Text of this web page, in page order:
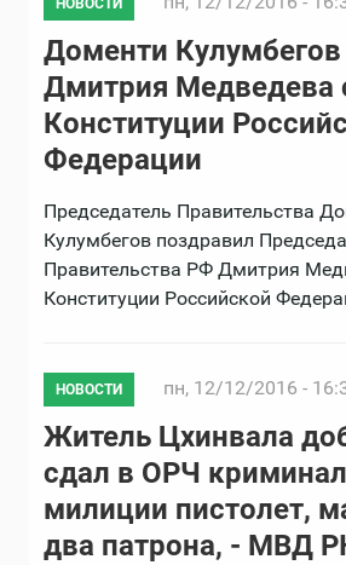
НОВОСТИ
Доменти
Дмитрия Медведева
Конституции
Федерации
Председатель Правительства
Кулумбегов поздравил
Правительства РФ Дмитрия
Конституции Российской
НОВОСТИ пн, 12/12/2016 -
Житель Цхинвала
сдал в ОРЧ
милиции пистолет,
два патрона, - МВД